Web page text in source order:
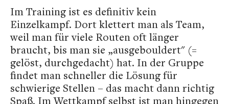
Im Training ist es definitiv kein
Einzelkampf. Dort klettert man als Team,
weil man für viele Routen oft länger
braucht, bis man sie „ausgebouldert" (=
gelöst, durchgedacht) hat. In der Gruppe
findet man schneller die Lösung für
schwierige Stellen – das macht dann richtig
Spaß. Im Wettkampf selbst ist man hingegen